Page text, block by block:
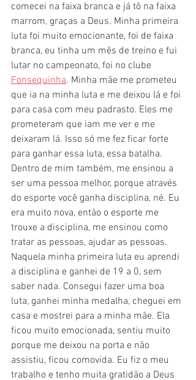
comecei na faixa branca e já tô na faixa
marrom, graças a Deus. Minha primeira
luta foi muito emocionante, foi de faixa
branca, eu tinha um mês de treino e fui
lutar no campeonato, foi no clube
Fonsequinha. Minha mãe me prometeu
que ia na minha luta e me deixou lá e foi
para casa com meu padrasto. Eles me
prometeram que iam me ver e me
deixaram lá. Isso só me fez ficar forte
para ganhar essa luta, essa batalha.
Dentro de mim também, me ensinou a
ser uma pessoa melhor, porque através
do esporte você ganha disciplina, né. Eu
era muito nova, então o esporte me
trouxe a disciplina, me ensinou como
tratar as pessoas, ajudar as pessoas.
Naquela minha primeira luta eu aprendi
a disciplina e ganhei de 19 a 0, sem
saber nada. Consegui fazer uma boa
luta, ganhei minha medalha, cheguei em
casa e mostrei para a minha mãe. Ela
ficou muito emocionada, sentiu muito
porque me deixou na porta e não
assistiu, ficou comovida. Eu fiz o meu
trabalho e tenho muita gratidão a Deus